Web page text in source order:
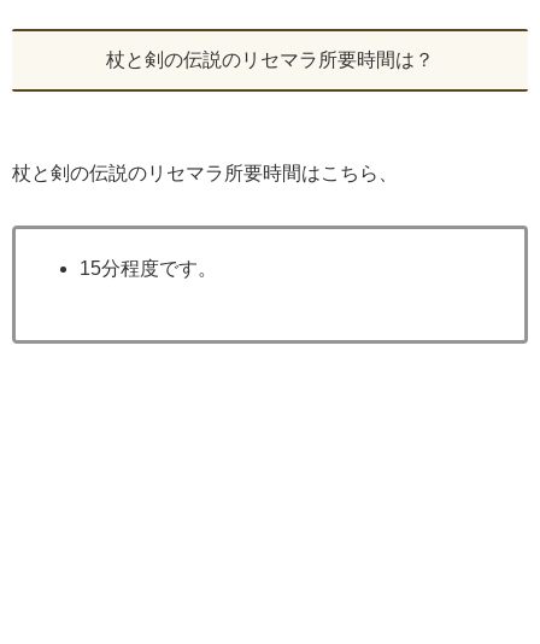
杖と剣の伝説のリセマラ所要時間は？
杖と剣の伝説のリセマラ所要時間はこちら、
15分程度です。